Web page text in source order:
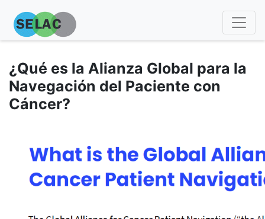
¿Qué es la Alianza Global para la
Navegación del Paciente con
Cáncer?